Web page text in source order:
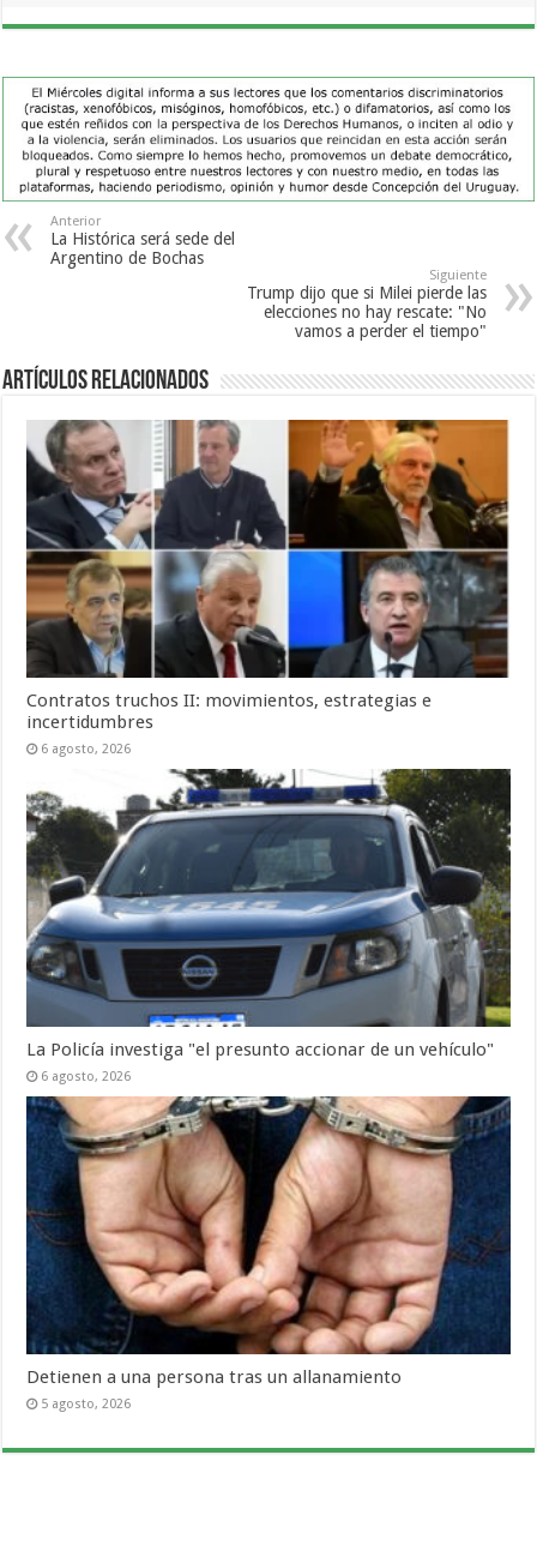
Anterior
La Histórica será sede del
Argentino de Bochas
Siguiente
Trump dijo que si Milei pierde las
elecciones no hay rescate: "No
vamos a perder el tiempo"
Artículos Relacionados
Contratos truchos II: movimientos, estrategias e
incertidumbres
6 agosto, 2026
La Policía investiga "el presunto accionar de un vehículo"
6 agosto, 2026
Detienen a una persona tras un allanamiento
5 agosto, 2026